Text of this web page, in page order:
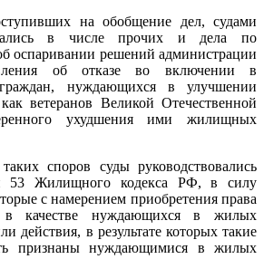
на обобщение дел, судами
в числе прочих и дела по
оспаривании решений администрации
об отказе во включении в
нуждающихся в улучшении
ветеранов Великой Отечественной
ухудшения ими жилищных
споров суды руководствовались
53 Жилищного кодекса РФ, в силу
с намерением приобретения права
в качестве нуждающихся в жилых
действия, в результате которых такие
признаны нуждающимися в жилых